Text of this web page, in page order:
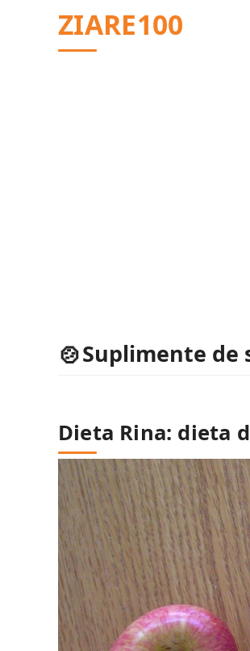
ZIARE100
Suplimente de
Dieta Rina: dieta